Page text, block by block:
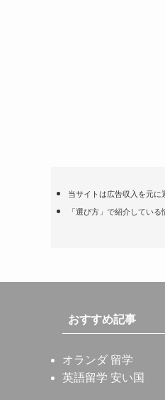
当サイトは広告収入を元に
「選び方」で紹介してい
おすすめ記事
オランダ 留学
英語留学 安い国